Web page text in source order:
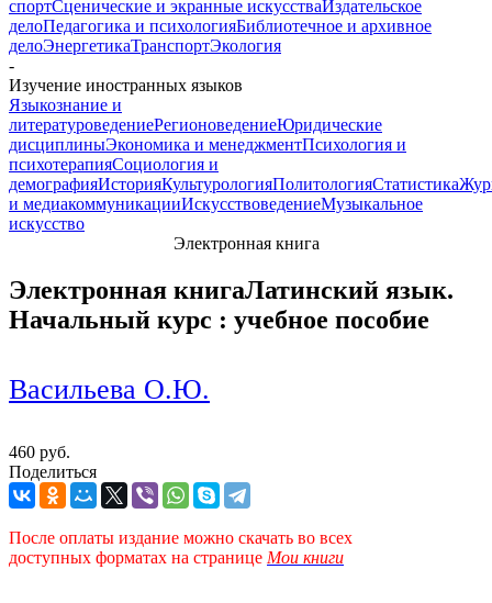
спортСценические и экранные искусстваИздательское
делоПедагогика и психологияБиблиотечное и архивное
делоЭнергетикаТранспортЭкология
-
Изучение иностранных языков
Языкознание и
литературоведениеРегионоведениеЮридические
дисциплиныЭкономика и менеджментПсихология и
психотерапияСоциология и
демографияИсторияКультурологияПолитологияСтатистика
и медиакоммуникацииИскусствоведениеМузыкальное
искусство
Электронная книга
Электронная книгаЛатинский язык.
Начальный курс : учебное пособие
Васильева О.Ю.
460 руб.
Поделиться
После оплаты издание можно скачать во всех
доступных форматах на странице Мои книги